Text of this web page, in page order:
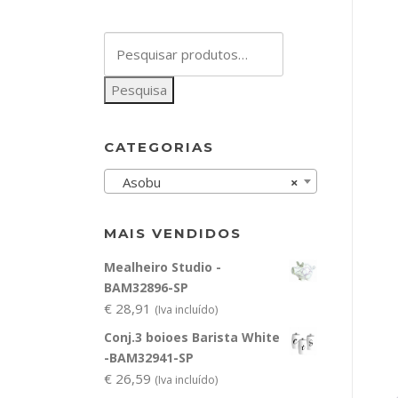
por:
Pesquisa
CATEGORIAS
×
Asobu
MAIS VENDIDOS
Mealheiro Studio -
BAM32896-SP
€ 28,91 (Iva incluído)
Conj.3 boioes Barista White
-BAM32941-SP
€ 26,59 (Iva incluído)